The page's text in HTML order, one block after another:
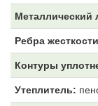
Металлический
Ребра
Контуры
Утеплитель: